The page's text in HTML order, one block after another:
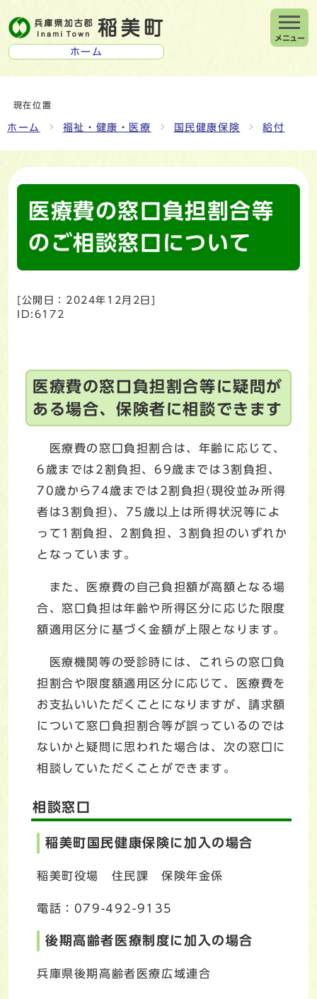
ホーム
メニュー
現在位置
ホーム 福祉・健康・医療 国民健康保険 給付
医療費の窓口負担割合等
のご相談窓口について
[公開日： 2024年12月2日 ]
ID:6172
医療費の窓口負担割合等に疑問が
ある場合、保険者に相談できます
医療費の窓口負担割合は、年齢に応じて、
6歳までは2割負担、69歳までは3割負担、
70歳から74歳までは2割負担(現役並み所得
者は3割負担)、75歳以上は所得状況等によ
って1割負担、2割負担、3割負担のいずれか
となっています。
また、医療費の自己負担額が高額となる場
合、窓口負担は年齢や所得区分に応じた限度
額適用区分に基づく金額が上限となります。
医療機関等の受診時には、これらの窓口負
担割合や限度額適用区分に応じて、医療費を
お支払いいただくことになりますが、請求額
について窓口負担割合等が誤っているのでは
ないかと疑問に思われた場合は、次の窓口に
相談していただくことができます。
相談窓口
稲美町国民健康保険に加入の場合
稲美町役場 住民課 保険年金係
電話：079-492-9135
後期高齢者医療制度に加入の場合
兵庫県後期高齢者医療広域連合